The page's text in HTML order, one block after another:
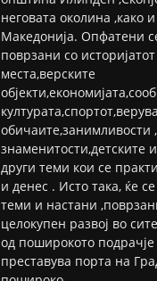
неговата околина ,како
Македонија. Опфатени
поврзани со
места,верските
обичаите,занимливости ,
знаменитости,детските
други теми кои се
и денес . Исто така, ќе
теми и настани
целокупен развој во
од поширокото подрачје
преставува порта на